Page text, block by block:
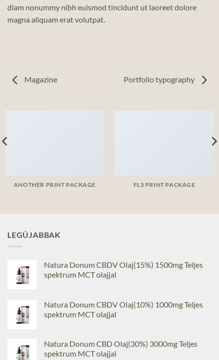
diam nonummy nibh euismod tincidunt ut laoreet dolore
magna aliquam erat volutpat.
Magazine Portfolio typography
ANOTHER PRINT PACKAGE FL3 PRINT PACKAGE
LEGÚJABBAK
Natura Donum CBDV Olaj(15%) 1500mg Teljes
spektrum MCT olajjal
Natura Donum CBDV Olaj(10%) 1000mg Teljes
spektrum MCT olajjal
Natura Donum CBD Olaj(30%) 3000mg Teljes
spektrum MCT olajjal